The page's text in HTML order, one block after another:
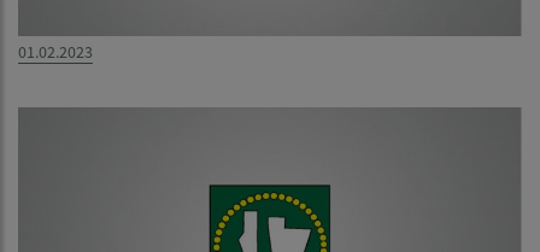
01.02.2023